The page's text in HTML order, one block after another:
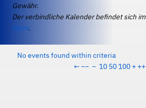
Gewähr.
Der verbindliche Kalender befindet sich im
IServ.
No events found within criteria
← −− − 10 50 100 + ++